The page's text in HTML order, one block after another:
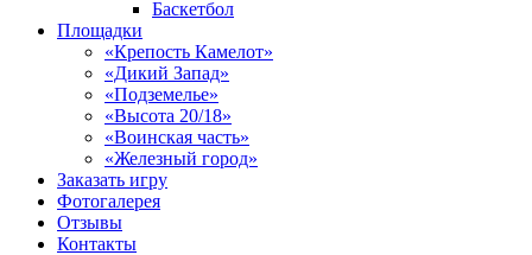
Баскетбол
Площадки
«Крепость Камелот»
«Дикий Запад»
«Подземелье»
«Высота 20/18»
«Воинская часть»
«Железный город»
Заказать игру
Фотогалерея
Отзывы
Контакты